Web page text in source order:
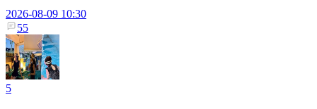
2026-08-09 10:30
55
5